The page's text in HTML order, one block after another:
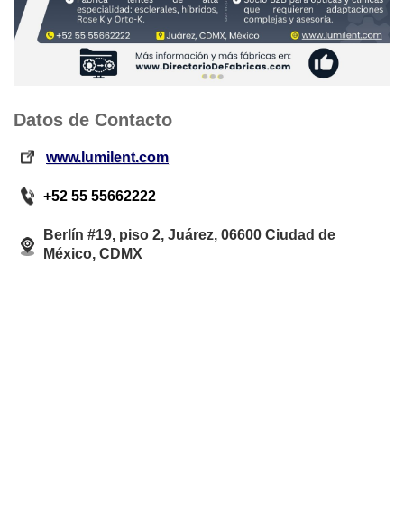
Datos de Contacto
www.lumilent.com
+52 55 55662222
Berlín #19, piso 2, Juárez, 06600 Ciudad de
México, CDMX